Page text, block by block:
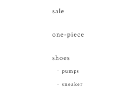
sale
one-piece
shoes
pumps
sneaker